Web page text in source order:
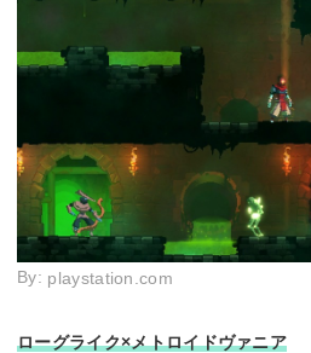
By: playstation.com
ローグライク×メトロイドヴァニア